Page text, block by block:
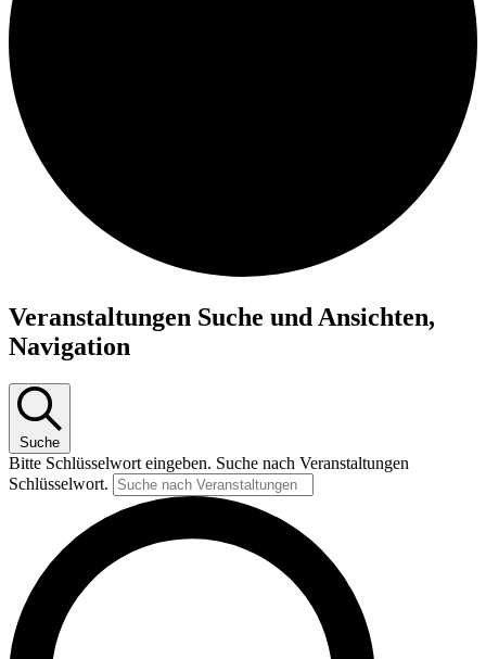
Veranstaltungen
Veranstaltungen Suche und Ansichten,
Navigation
Suche
Bitte Schlüsselwort eingeben. Suche nach Veranstaltungen
Schlüsselwort.